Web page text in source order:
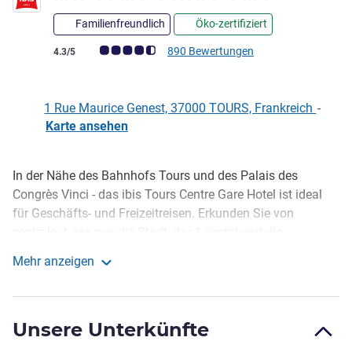
Familienfreundlich Öko-zertifiziert
Note Kundenmeinungen (Bewertung ALL)
4.3/5 890 Bewertungen
1 Rue Maurice Genest, 37000 TOURS, Frankreich -
Karte ansehen
Beschreibung
In der Nähe des Bahnhofs Tours und des Palais des
Congrès Vinci - das ibis Tours Centre Gare Hotel ist ideal
für Geschäfts- und Freizeitreisen. Erkunden Sie von
eine zweckmäßige und komfortable Umgebung mit
Aufenthalt im Herzen von Tours!
Mehr anzeigen
Unsere Unterkünfte